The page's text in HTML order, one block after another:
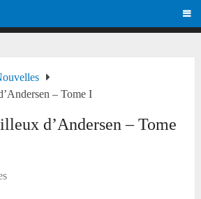
– Tome I
d’Andersen – Tome